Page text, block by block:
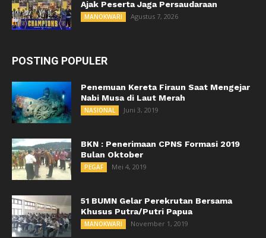
Ajak Peserta Jaga Persaudaraan
MANOKWARI Agustus 7, 2026
POSTING POPULER
Penemuan Kereta Firaun Saat Mengejar
Nabi Musa di Laut Merah
NASIONAL Juni 3, 2019
BKN : Penerimaan CPNS Formasi 2019
Bulan Oktober
PEGAF Mei 4, 2019
51 BUMN Gelar Perekrutan Bersama
Khusus Putra/Putri Papua
MANOKWARI November 1, 2019